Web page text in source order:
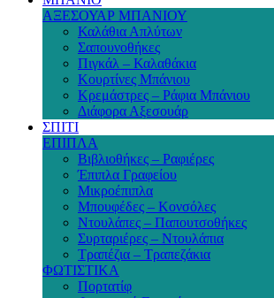
ΑΞΕΣΟΥΑΡ ΜΠΑΝΙΟΥ
Καλάθια Απλύτων
Σαπουνοθήκες
Πιγκάλ – Καλαθάκια
Κουρτίνες Μπάνιου
Κρεμάστρες – Ράφια Μπάνιου
Διάφορα Αξεσουάρ
ΣΠΙΤΙ
ΕΠΙΠΛΑ
Βιβλιοθήκες – Ραφιέρες
Έπιπλα Γραφείου
Μικροέπιπλα
Μπουφέδες – Κονσόλες
Ντουλάπες – Παπουτσοθήκες
Συρταριέρες – Ντουλάπια
Τραπέζια – Τραπεζάκια
ΦΩΤΙΣΤΙΚΑ
Πορτατίφ